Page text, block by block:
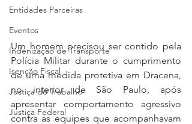
Entidades Parceiras
Eventos
Indenização de Transporte
Isenção Fiscal
Justiça do Trabalho
Justiça Federal
Um homem precisou ser contido pela
Polícia Militar durante o cumprimento
de uma medida protetiva em Dracena,
no interior de São Paulo, após
apresentar comportamento agressivo
contra as equipes que acompanhavam